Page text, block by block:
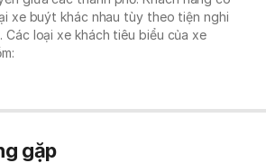
xe buýt khác nhau tùy theo tiện nghi
Các loại xe khách tiêu biểu của xe
gặp